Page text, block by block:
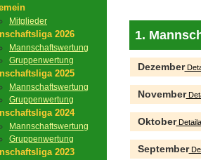
Mitglieder
2026
Mannschaftswertung
Gruppenwertung
2025
Mannschaftswertung
Gruppenwertung
2024
Mannschaftswertung
Gruppenwertung
2023
1.
Dezember
November
Oktober
September